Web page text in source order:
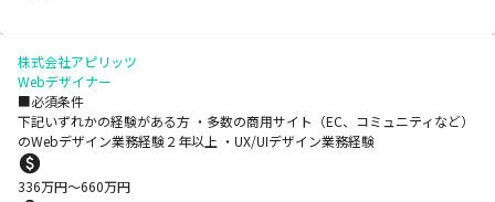
株式会社アピリッツ
Webデザイナー
■必須条件
下記いずれかの経験がある方 ・多数の商用サイト（EC、コミュニティなど）
のWebデザイン業務経験２年以上 ・UX/UIデザイン業務経験
336万円〜660万円